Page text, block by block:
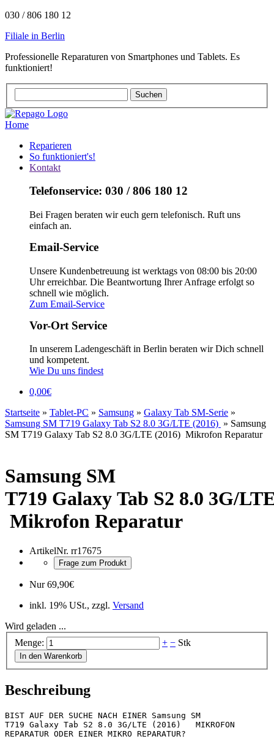
030 / 806 180 12
Filiale in Berlin
Professionelle Reparaturen von Smartphones und Tablets. Es
funktioniert!
Home
Reparieren
So funktioniert's!
Kontakt
Telefonservice: 030 / 806 180 12
Bei Fragen beraten wir euch gern telefonisch. Ruft uns
einfach an.
Email-Service
Unsere Kundenbetreuung ist werktags von 08:00 bis 20:00
Uhr erreichbar. Die Beantwortung Ihrer Anfrage erfolgt so
schnell wie möglich.
Zum Email-Service
Vor-Ort Service
In unserem Ladengeschäft in Berlin beraten wir Dich schnell
und kompetent.
Wie Du uns findest
0,00€
Startseite » Tablet-PC » Samsung » Galaxy Tab SM-Serie »
Samsung SM T719 Galaxy Tab S2 8.0 3G/LTE (2016) » Samsung
SM T719 Galaxy Tab S2 8.0 3G/LTE (2016) Mikrofon Reparatur
Samsung SM
T719 Galaxy Tab S2 8.0 3G/
Mikrofon Reparatur
ArtikelNr. rr17675
Frage zum Produkt
Nur69,90€
inkl. 19% USt., zzgl. Versand
Wird geladen ...
Menge:
+ − Stk
In den Warenkorb
Beschreibung
BIST AUF DER SUCHE NACH EINER Samsung SM
T719 Galaxy Tab S2 8.0 3G/LTE (2016)   MIKROFON
REPARATUR ODER EINER MIKRO REPARATUR?